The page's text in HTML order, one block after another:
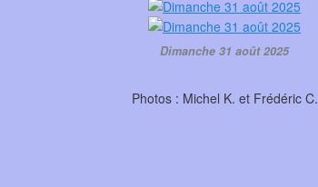
Dimanche 31 août 2025
Photos : Michel K. et Frédéric C.